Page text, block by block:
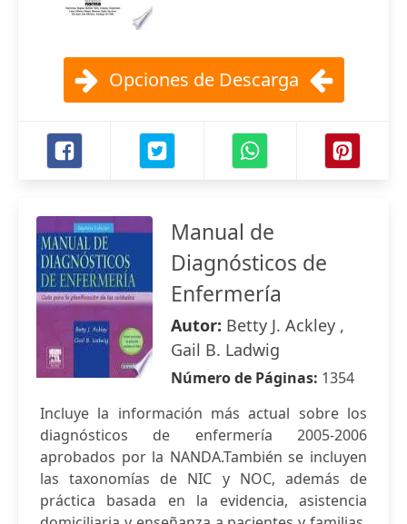
Opciones de Descarga
Manual de
Diagnósticos de
Enfermería
Autor: Betty J. Ackley ,
Gail B. Ladwig
Número de Páginas: 1354
Incluye la información más actual sobre los
diagnósticos de enfermería 2005-2006
aprobados por la NANDA.También se incluyen
las taxonomías de NIC y NOC, además de
práctica basada en la evidencia, asistencia